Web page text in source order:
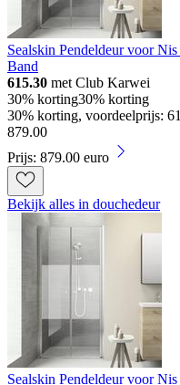
Sealskin Pendeldeur voor
Band
615.30 met Club Karwei
30% korting30% korting
30% korting, voordeelprijs:
879.00
Prijs: 879.00 euro
Bekijk alles in douchedeur
Sealskin Pendeldeur voor